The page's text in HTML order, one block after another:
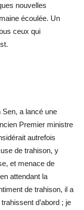
nouvelles
écoulée. Un
ceux qui
a lancé une
Premier ministre
autrefois
de trahison, y
et menace de
attendant la
de trahison, il a
d’abord ; je